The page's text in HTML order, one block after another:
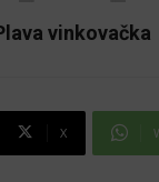
vinkovačka
X